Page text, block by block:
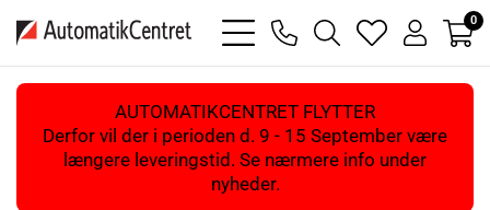
bars
light
phone
magnifying
glass
heart
light
user
light
0
AUTOMATIKCENTRET FLYTTER
Derfor vil der i perioden d. 9 - 15 September være
længere leveringstid. Se nærmere info under
nyheder.